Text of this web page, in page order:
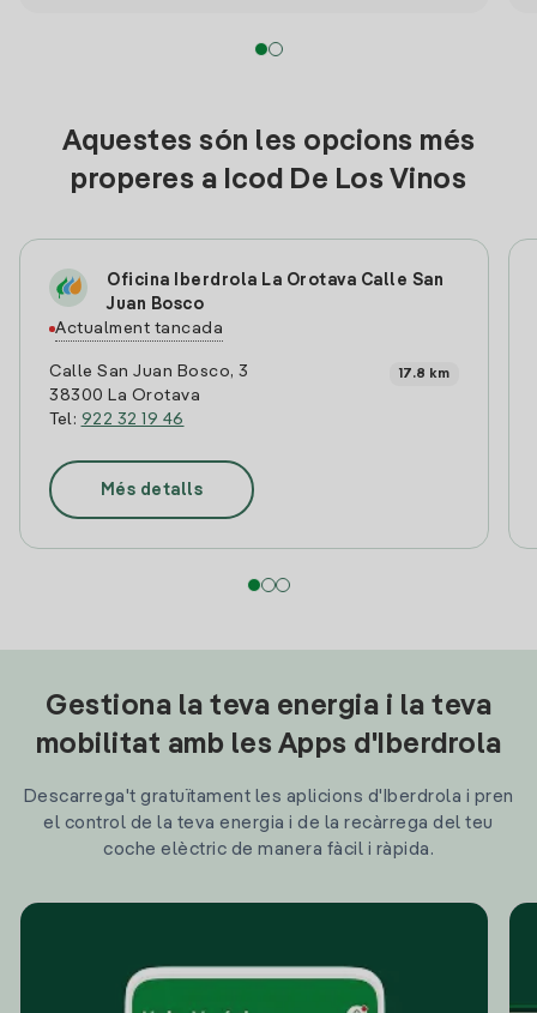
Aquestes són les opcions més
properes a Icod De Los Vinos
Oficina Iberdrola La Orotava Calle San
Juan Bosco
Actualment tancada
Calle San Juan Bosco, 3
38300 La Orotava
Tel: 922 32 19 46
17.8 km
Més detalls
Gestiona la teva energia i la teva
mobilitat amb les Apps d'Iberdrola
Descarrega't gratuïtament les aplicions d'Iberdrola i pren
el control de la teva energia i de la recàrrega del teu
coche elèctric de manera fàcil i ràpida.